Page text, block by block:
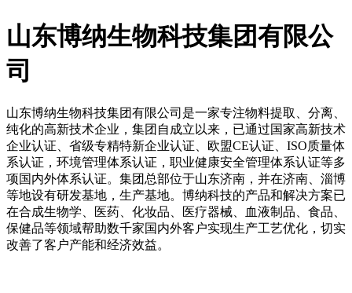
山东博纳生物科技集团有限公
司
山东博纳生物科技集团有限公司是一家专注物料提取、分离、
纯化的高新技术企业，集团自成立以来，已通过国家高新技术
企业认证、省级专精特新企业认证、欧盟CE认证、ISO质量体
系认证，环境管理体系认证，职业健康安全管理体系认证等多
项国内外体系认证。集团总部位于山东济南，并在济南、淄博
等地设有研发基地，生产基地。博纳科技的产品和解决方案已
在合成生物学、医药、化妆品、医疗器械、血液制品、食品、
保健品等领域帮助数千家国内外客户实现生产工艺优化，切实
改善了客户产能和经济效益。